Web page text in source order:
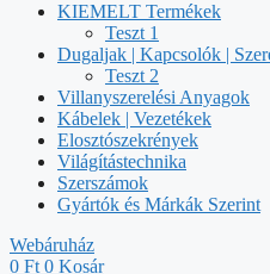
KIEMELT Termékek
Teszt 1
Dugaljak | Kapcsolók |
Teszt 2
Villanyszerelési Anyagok
Kábelek | Vezetékek
Elosztószekrények
Világítástechnika
Szerszámok
Gyártók és Márkák Szerint
Webáruház
0 Ft 0 Kosár